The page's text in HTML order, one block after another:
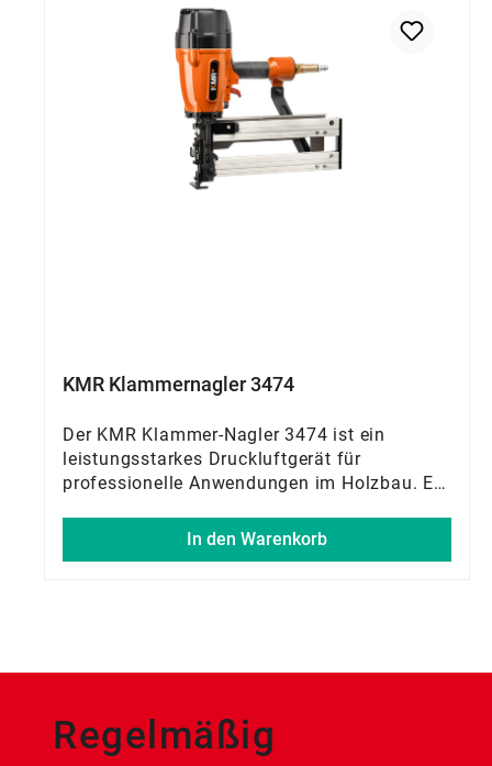
Störungen schnell beheben, wodurch ein
effizientes und unterbrechungsarmes
Arbeiten gewährleistet wird.
KMR Klammernagler 3474
Der KMR Klammer-Nagler 3474 ist ein
leistungsstarkes Druckluftgerät für
professionelle Anwendungen im Holzbau. Er
von 27,3 mm von 65 bis 130 mm Länge und
Quick-Release-Funktion den Arbeitskomfort
In den Warenkorb
Regelmäßig